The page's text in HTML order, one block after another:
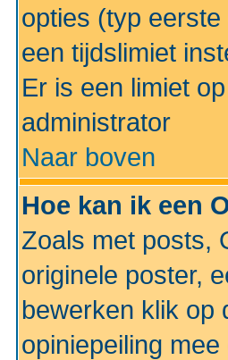
opties (typ
een tijdslimiet
Er is een limiet
administrator
Naar boven
Hoe kan ik een
Zoals met posts,
originele poster,
bewerken klik op
opiniepeiling